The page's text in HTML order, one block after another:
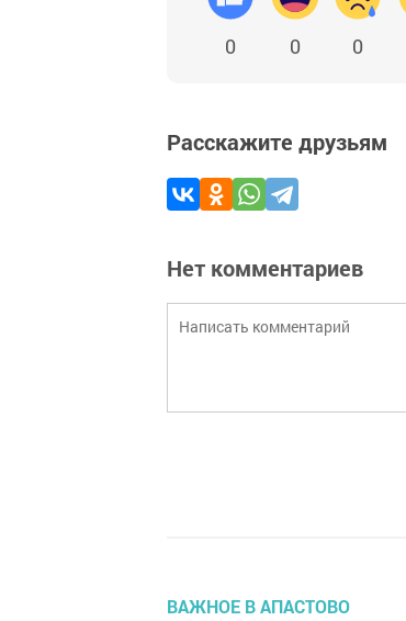
0 0 0
Расскажите друзьям
Нет комментариев
ВАЖНОЕ В АПАСТОВО